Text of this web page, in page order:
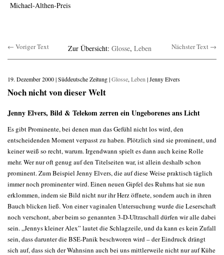
Michael-Althen-Preis
← Voriger Text Zur Übersicht: Glosse, Leben Nächster Text →
19. Dezember 2000 | Süddeutsche Zeitung |Glosse, Leben | Jenny Elvers
Noch nicht von dieser Welt
Jenny Elvers, Bild & Telekom zerren ein Ungeborenes ans Licht
Es gibt Prominente, bei denen man das Gefühl nicht los wird, den
entscheidenden Moment verpasst zu haben. Plötzlich sind sie prominent, und
keiner weiß so recht, warum. Irgendwann spielt es dann auch keine Rolle
mehr. Wer nur oft genug auf den Titelseiten war, ist allein deshalb schon
prominent. Zum Beispiel Jenny Elvers, die auf diese Weise praktisch täglich
immer noch prominenter wird. Einen neuen Gipfel des Ruhms hat sie nun
erklommen, indem sie Bild nicht nur ihr Herz öffnete, sondern auch in ihren
Bauch blicken ließ. Von einer vaginalen Untersuchung wurde die Leserschaft
noch verschont, aber beim so genannten 3-D-Ultraschall dürfen wir alle dabei
sein. „Jennys kleiner Alex” lautet die Schlagzeile, und da kann es kein Zufall
sein, dass darunter die BSE-Panik beschworen wird – der Eindruck drängt
sich auf, dass sich der Wahnsinn auch bei uns mittlerweile nicht nur auf Kühe